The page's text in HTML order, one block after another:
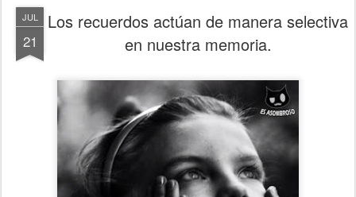
JUL
21
Los recuerdos actúan de manera selectiva
en nuestra memoria.